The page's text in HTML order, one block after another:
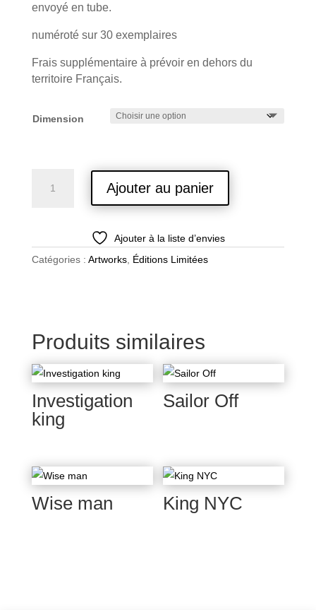
envoyé en tube.
numéroté sur 30 exemplaires
Frais supplémentaire à prévoir en dehors du
territoire Français.
Dimension
Ajouter au panier
Ajouter à la liste d’envies
Catégories : Artworks, Éditions Limitées
Produits similaires
Investigation
king
Sailor Off
Wise man King NYC